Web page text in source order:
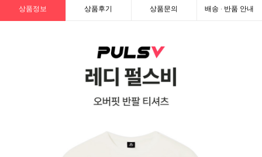
상품정보 상품후기 상품문의 배송 · 반품 안내